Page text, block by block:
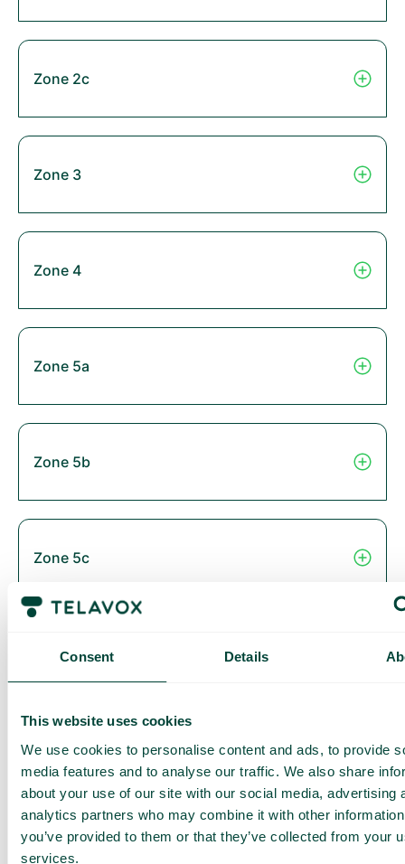
Consent Details
This website uses cookies
We use cookies to personalise content and ads, to provide
media features and to analyse our traffic. We also share
about your use of our site with our social media, advertising
analytics partners who may combine it with other
you’ve provided to them or that they’ve collected from your
services.
Zone 2c
Zone 3
Zone 4
Zone 5a
Zone 5b
Zone 5c
Zone 6
Thailand
Zone 2B